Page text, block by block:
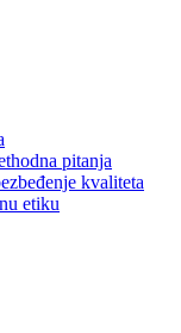
pitanja
kvaliteta
etiku